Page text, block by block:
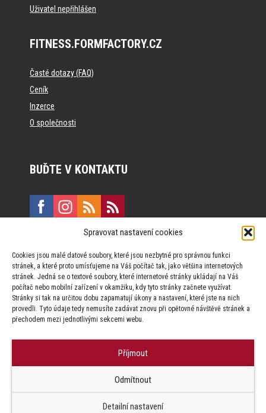
Spravovat nastavení cookies
Cookies jsou malé datové soubory, které jsou nezbytné pro správnou funkci
stránek, a které proto umísťujeme na Váš počítač tak, jako většina internetových
stránek. Jedná se o textové soubory, které internetové stránky ukládají na Váš
počítač nebo mobilní zařízení v okamžiku, kdy tyto stránky začnete využívat.
Stránky si tak na určitou dobu zapamatují úkony a nastavení, které jste na nich
provedli. Tyto údaje tedy nemusíte zadávat znovu při opětovné návštěvě stránek a
přechodem mezi jednotlivými sekcemi webu.
Příjmout
Odmítnout
Detailní nastavení
Uživatel nepřihlášen
FITNESS.FORMFACTORY.CZ
Časté dotazy (FAQ)
Ceník
Inzerce
O společnosti
BUĎTE V KONTAKTU
Vinohradská 190, 130 00 Praha 3
Za publikovaný obsah odpovídají jednotliví autoři.
Factory s.r.o. zapovězeno.